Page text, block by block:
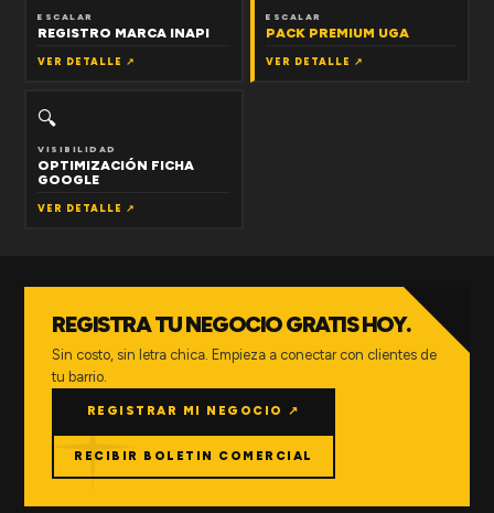
ESCALAR
REGISTRO MARCA INAPI
VER DETALLE ↗
ESCALAR
PACK PREMIUM UGA
VER DETALLE ↗
🔍
VISIBILIDAD
OPTIMIZACIÓN FICHA
GOOGLE
VER DETALLE ↗
REGISTRA TU NEGOCIO GRATIS HOY.
Sin costo, sin letra chica. Empieza a conectar con clientes de
tu barrio.
REGISTRAR MI NEGOCIO ↗
RECIBIR BOLETIN COMERCIAL